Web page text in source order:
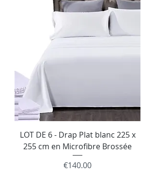
LOT DE 6 - Drap Plat blanc 225 x
255 cm en Microfibre Brossée
Price
€140.00